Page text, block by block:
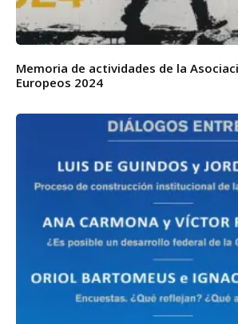
Memoria de actividades de la
Europeos 2024